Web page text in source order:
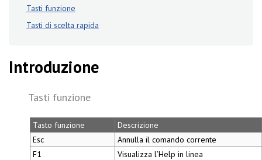
Tasti funzione
Tasti di scelta rapida
Introduzione
Tasti funzione
Tasto funzione
Descrizione
Esc
Annulla il comando corrente
F1
Visualizza l’Help in linea